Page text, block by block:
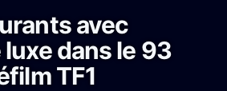
avec
dans le 93
TF1